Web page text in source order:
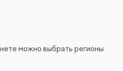
можно выбрать регионы